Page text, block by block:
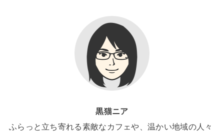
黒猫ニア
ふらっと立ち寄れる素敵なカフェや、温かい地域の人々